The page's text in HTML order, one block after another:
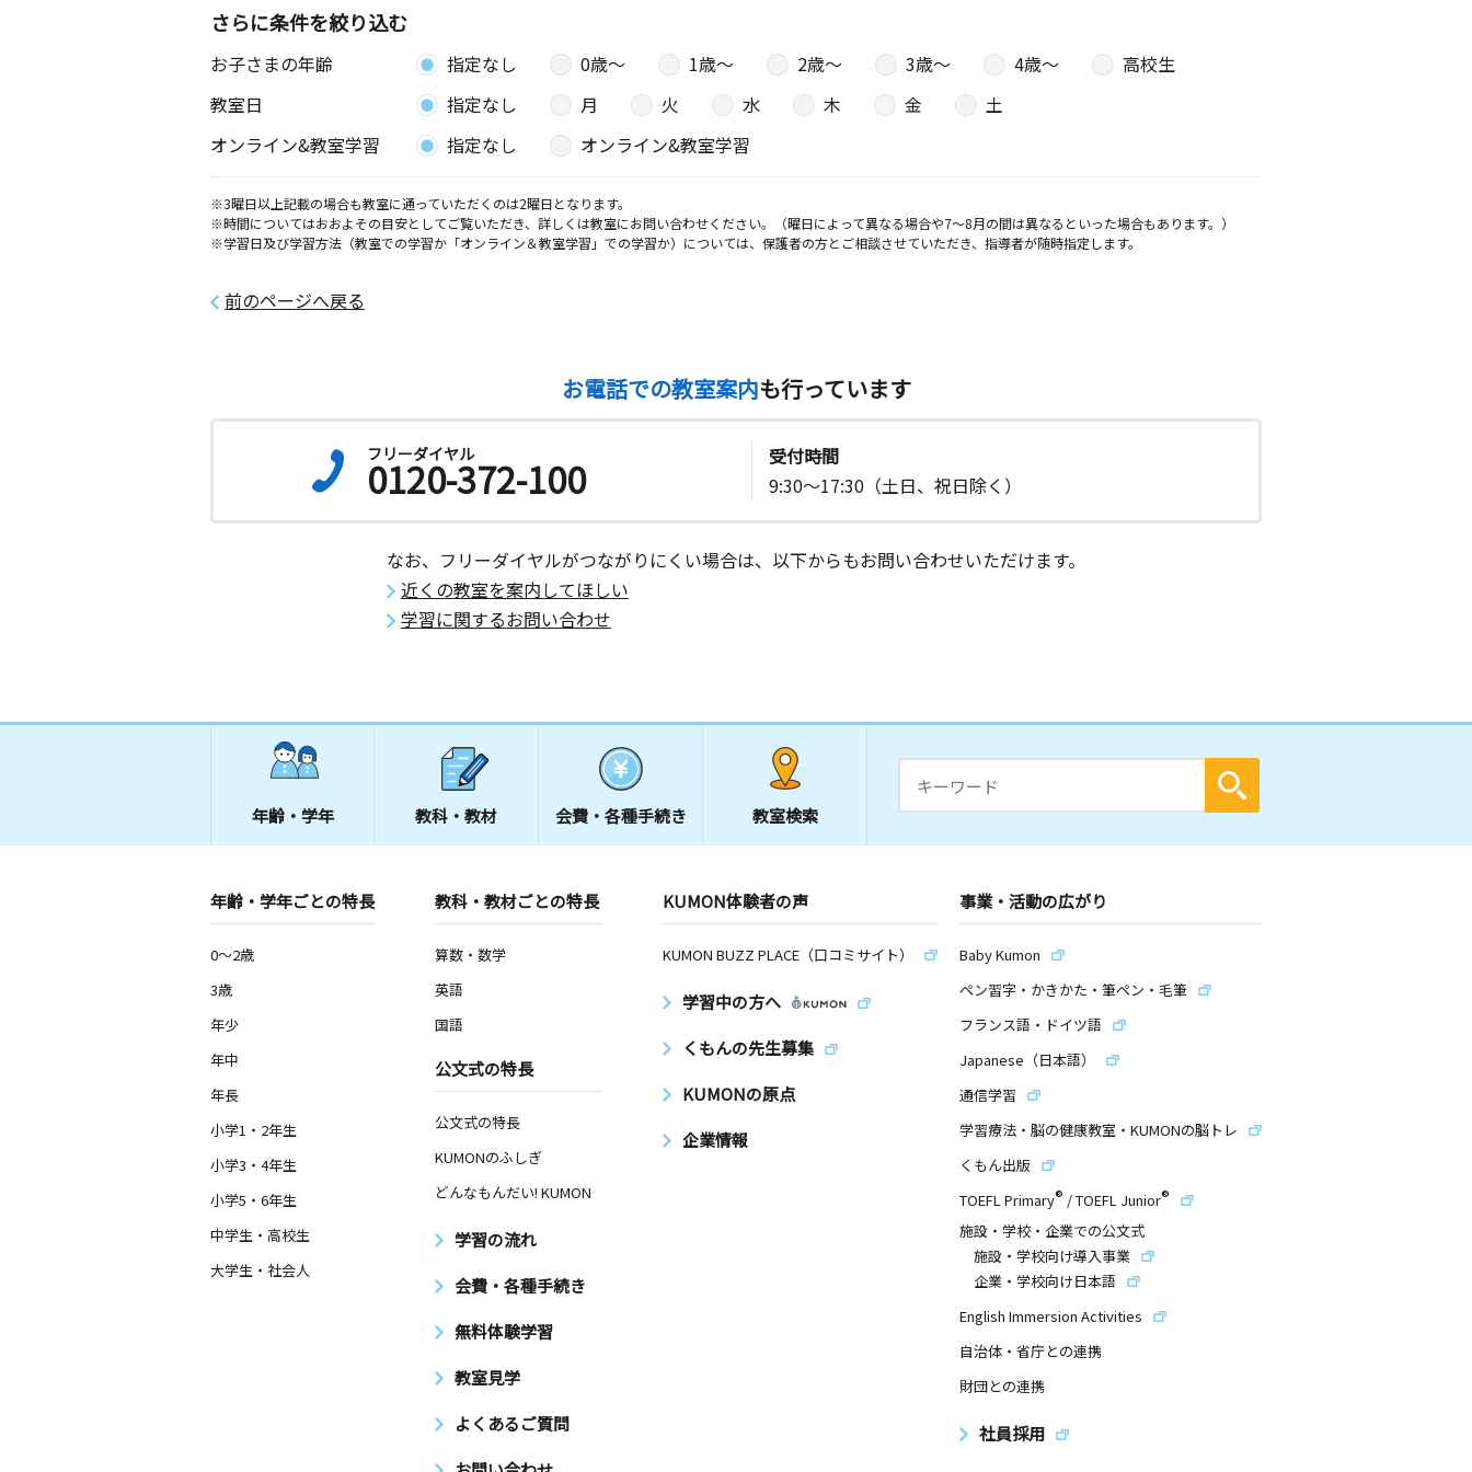
さらに条件を絞り込む
お子さまの年齢 指定なし 0歳〜 1歳〜 2歳〜 3歳〜 4歳〜
高校生
教室日
指定なし 月 火 水 木 金
土
オンライン&教室学習
指定なし オンライン&教室学習
※3曜日以上記載の場合も教室に通っていただくのは2曜日となります。
※時間についてはおおよその目安としてご覧いただき、詳しくは教室にお問い合わせください。（曜日によって異なる場合や7～8月の間は異なるといった場合もあります。）
※学習日及び学習方法（教室での学習か「オンライン＆教室学習」での学習か）については、保護者の方とご相談させていただき、指導者が随時指定します。
前のページへ戻る
お電話での教室案内も行っています
フリーダイヤル
0120-372-100
受付時間
9:30～17:30（土日、祝日除く）
なお、フリーダイヤルがつながりにくい場合は、以下からもお問い合わせいただけます。
近くの教室を案内してほしい
学習に関するお問い合わせ
年齢・学年 教科・教材 会費・ 各種手続き 教室検索
年齢・学年ごとの特長
0～2歳
3歳
年少
年中
年長
小学1・2年生
小学3・4年生
小学5・6年生
中学生・高校生
大学生・社会人
教科・教材ごとの特長
算数・数学
英語
国語
公文式の特長
公文式の特長
KUMONのふしぎ
どんなもんだい! KUMON
学習の流れ
会費・各種手続き
無料体験学習
教室見学
よくあるご質問
KUMON体験者の声
KUMON BUZZ PLACE（口コミサイト）
学習中の方へ
くもんの先生募集
KUMONの原点
企業情報
事業・活動の広がり
Baby Kumon
ペン習字・かきかた・筆ペン・毛筆
フランス語・ドイツ語
Japanese（日本語）
通信学習
学習療法・脳の健康教室・KUMONの脳トレ
くもん出版
TOEFL Primary® /TOEFL Junior®
施設・学校・企業での公文式
施設・学校向け導入事業
企業・学校向け日本語
English Immersion Activities
自治体・省庁との連携
財団との連携
社員採用